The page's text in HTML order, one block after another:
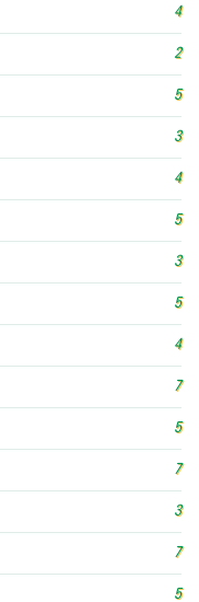
4
2
5
3
4
5
3
5
4
7
5
7
3
7
5